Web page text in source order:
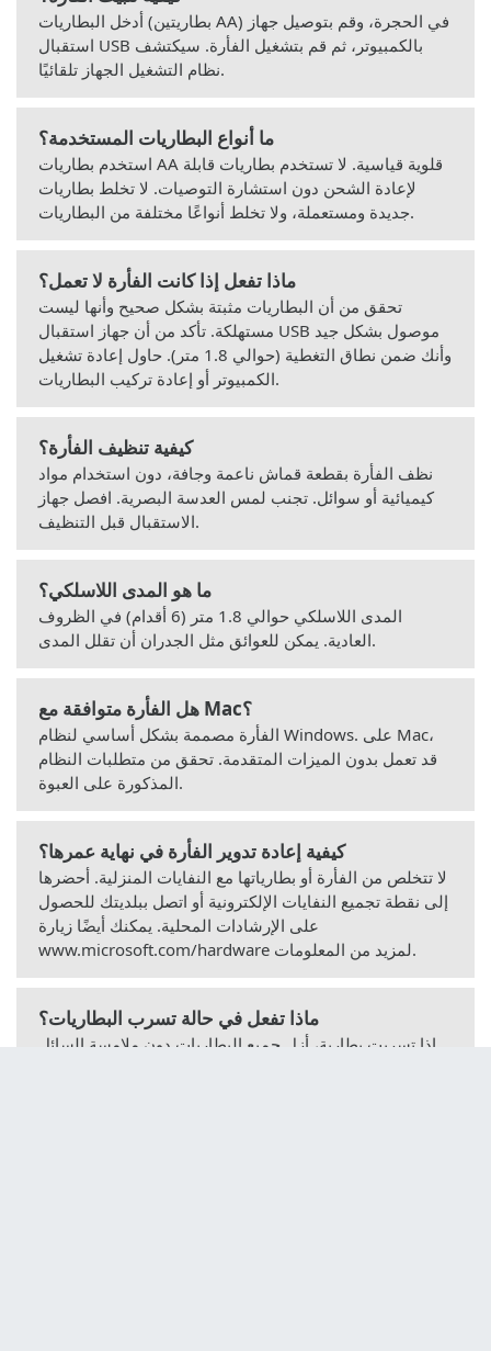
أدخل البطاريات (بطاريتين AA) في الحجرة، وقم بتوصيل جهاز
استقبال USB بالكمبيوتر، ثم قم بتشغيل الفأرة. سيكتشف
نظام التشغيل الجهاز تلقائيًا.
ما أنواع البطاريات المستخدمة؟
استخدم بطاريات AA قلوية قياسية. لا تستخدم بطاريات قابلة
لإعادة الشحن دون استشارة التوصيات. لا تخلط بطاريات
جديدة ومستعملة، ولا تخلط أنواعًا مختلفة من البطاريات.
ماذا تفعل إذا كانت الفأرة لا تعمل؟
تحقق من أن البطاريات مثبتة بشكل صحيح وأنها ليست
مستهلكة. تأكد من أن جهاز استقبال USB موصول بشكل جيد
وأنك ضمن نطاق التغطية (حوالي 1.8 متر). حاول إعادة تشغيل
الكمبيوتر أو إعادة تركيب البطاريات.
كيفية تنظيف الفأرة؟
نظف الفأرة بقطعة قماش ناعمة وجافة، دون استخدام مواد
كيميائية أو سوائل. تجنب لمس العدسة البصرية. افصل جهاز
الاستقبال قبل التنظيف.
ما هو المدى اللاسلكي؟
المدى اللاسلكي حوالي 1.8 متر (6 أقدام) في الظروف
العادية. يمكن للعوائق مثل الجدران أن تقلل المدى.
هل الفأرة متوافقة مع Mac؟
الفأرة مصممة بشكل أساسي لنظام Windows. على Mac،
قد تعمل بدون الميزات المتقدمة. تحقق من متطلبات النظام
المذكورة على العبوة.
كيفية إعادة تدوير الفأرة في نهاية عمرها؟
لا تتخلص من الفأرة أو بطارياتها مع النفايات المنزلية. أحضرها
إلى نقطة تجميع النفايات الإلكترونية أو اتصل ببلديتك للحصول
على الإرشادات المحلية. يمكنك أيضًا زيارة
www.microsoft.com/hardware لمزيد من المعلومات.
ماذا تفعل في حالة تسرب البطاريات؟
إذا تسربت بطارية، أزل جميع البطاريات دون ملامسة السائل